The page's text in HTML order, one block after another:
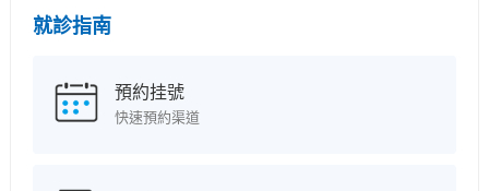
就診指南
預約挂號
快速預約渠道